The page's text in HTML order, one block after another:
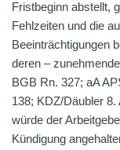
Fristbeginn abstellt,
Fehlzeiten und die
Beeinträchtigungen
deren –
BGB Rn. 327; aA
138; KDZ/Däubler
würde der
Kündigung